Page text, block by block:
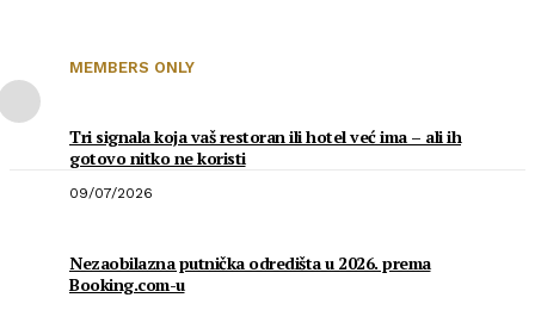
MEMBERS ONLY
Tri signala koja vaš restoran ili hotel već ima – ali ih
gotovo nitko ne koristi
09/07/2026
Nezaobilazna putnička odredišta u 2026. prema
Booking.com-u